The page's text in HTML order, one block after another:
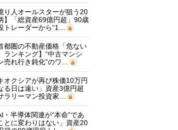
り人オールスターが狙う20
】「総資産69億円超」90歳
トレーダーから“1…
都圏の不動産価格「危ない
ランキング】“中古マンシ
売れ行き鈍化”のワ…
オクシアが再び株価10万円
る日は遠い」資産3億円超
ラリーマン投資家…
・半導体関連が“本命”であ
とに変わりはない」資産20